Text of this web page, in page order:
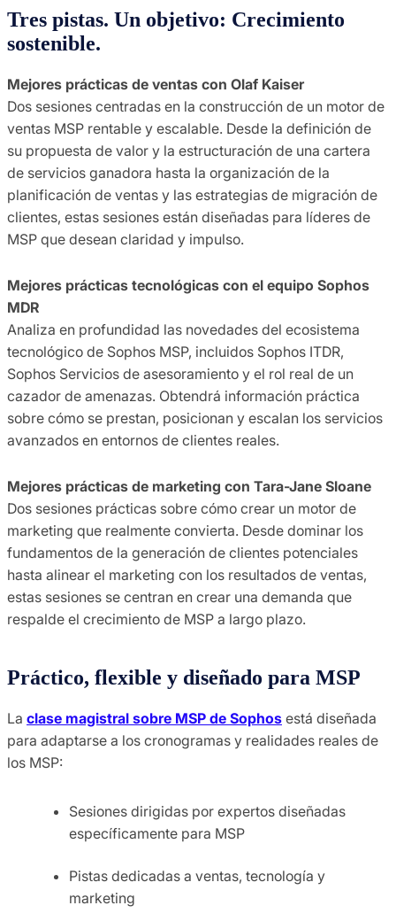
Tres pistas. Un objetivo: Crecimiento
sostenible.
Mejores prácticas de ventas con Olaf Kaiser
Dos sesiones centradas en la construcción de un motor de
ventas MSP rentable y escalable. Desde la definición de
su propuesta de valor y la estructuración de una cartera
de servicios ganadora hasta la organización de la
planificación de ventas y las estrategias de migración de
clientes, estas sesiones están diseñadas para líderes de
MSP que desean claridad y impulso.
Mejores prácticas tecnológicas con el equipo Sophos
MDR
Analiza en profundidad las novedades del ecosistema
tecnológico de Sophos MSP, incluidos Sophos ITDR,
Sophos Servicios de asesoramiento y el rol real de un
cazador de amenazas. Obtendrá información práctica
sobre cómo se prestan, posicionan y escalan los servicios
avanzados en entornos de clientes reales.
Mejores prácticas de marketing con Tara-Jane Sloane
Dos sesiones prácticas sobre cómo crear un motor de
marketing que realmente convierta. Desde dominar los
fundamentos de la generación de clientes potenciales
hasta alinear el marketing con los resultados de ventas,
estas sesiones se centran en crear una demanda que
respalde el crecimiento de MSP a largo plazo.
Práctico, flexible y diseñado para MSP
La clase magistral sobre MSP de Sophos está diseñada
para adaptarse a los cronogramas y realidades reales de
los MSP:
Sesiones dirigidas por expertos diseñadas
específicamente para MSP
Pistas dedicadas a ventas, tecnología y
marketing